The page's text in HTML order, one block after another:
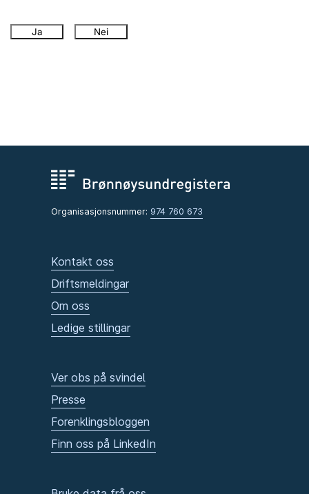
Ja Nei
Organisasjonsnummer: 974 760 673
Kontakt oss
Driftsmeldingar
Om oss
Ledige stillingar
Ver obs på svindel
Presse
Forenklingsbloggen
Finn oss på LinkedIn